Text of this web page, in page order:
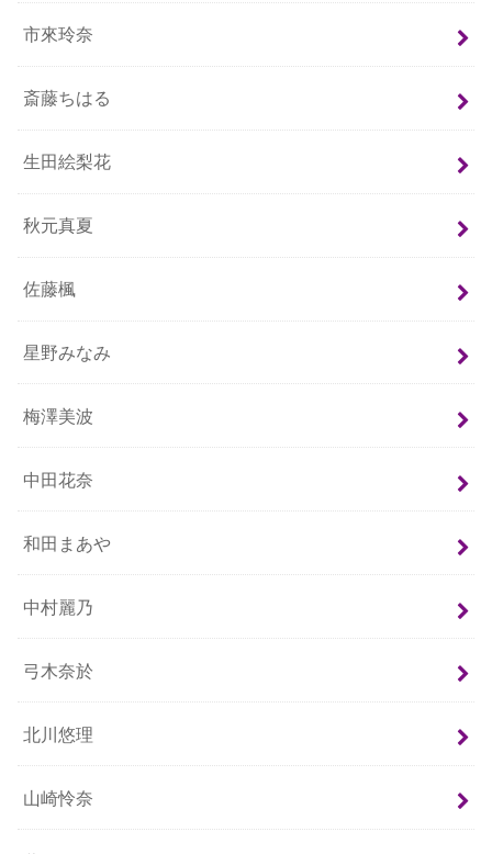
市來玲奈
斎藤ちはる
生田絵梨花
秋元真夏
佐藤楓
星野みなみ
梅澤美波
中田花奈
和田まあや
中村麗乃
弓木奈於
北川悠理
山崎怜奈